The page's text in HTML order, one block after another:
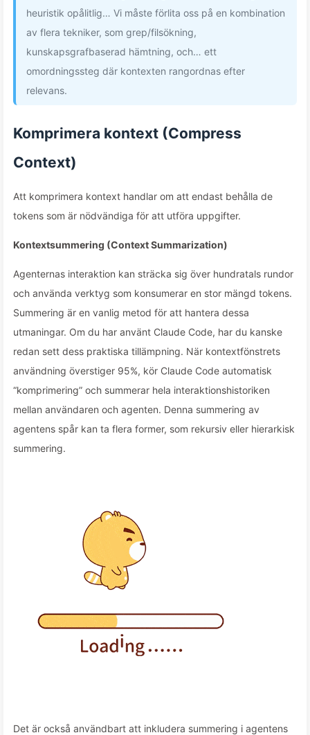
heuristik opålitlig… Vi måste förlita oss på en kombination
av flera tekniker, som grep/filsökning,
kunskapsgrafbaserad hämtning, och… ett
omordningssteg där kontexten rangordnas efter
relevans.
Komprimera kontext (Compress
Context)
Att komprimera kontext handlar om att endast behålla de
tokens som är nödvändiga för att utföra uppgifter.
Kontextsummering (Context Summarization)
Agenternas interaktion kan sträcka sig över hundratals rundor
och använda verktyg som konsumerar en stor mängd tokens.
Summering är en vanlig metod för att hantera dessa
utmaningar. Om du har använt Claude Code, har du kanske
redan sett dess praktiska tillämpning. När kontextfönstrets
användning överstiger 95%, kör Claude Code automatisk
“komprimering” och summerar hela interaktionshistoriken
mellan användaren och agenten. Denna summering av
agentens spår kan ta flera former, som rekursiv eller hierarkisk
summering.
Det är också användbart att inkludera summering i agentens